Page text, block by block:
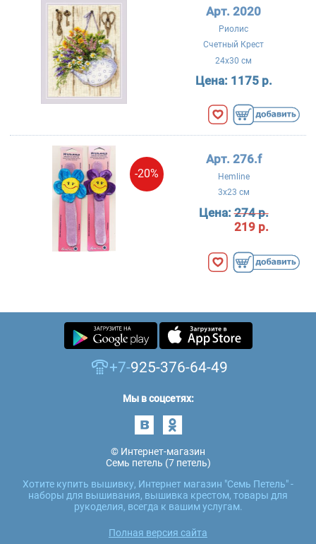
Арт. 2020
Риолис
Счетный Крест
24x30 см
Цена: 1175 р.
-20%
Арт. 276.f
Hemline
3x23 см
Цена:274 р.
219 р.
+7-925-376-64-49
Мы в соцсетях:
© Интернет-магазин
Семь петель (7 петель)
Хотите купить вышивку, Интернет магазин "Семь Петель" -
наборы для вышивания, вышивка крестом, товары для
рукоделия, всегда к вашим услугам.
Полная версия сайта